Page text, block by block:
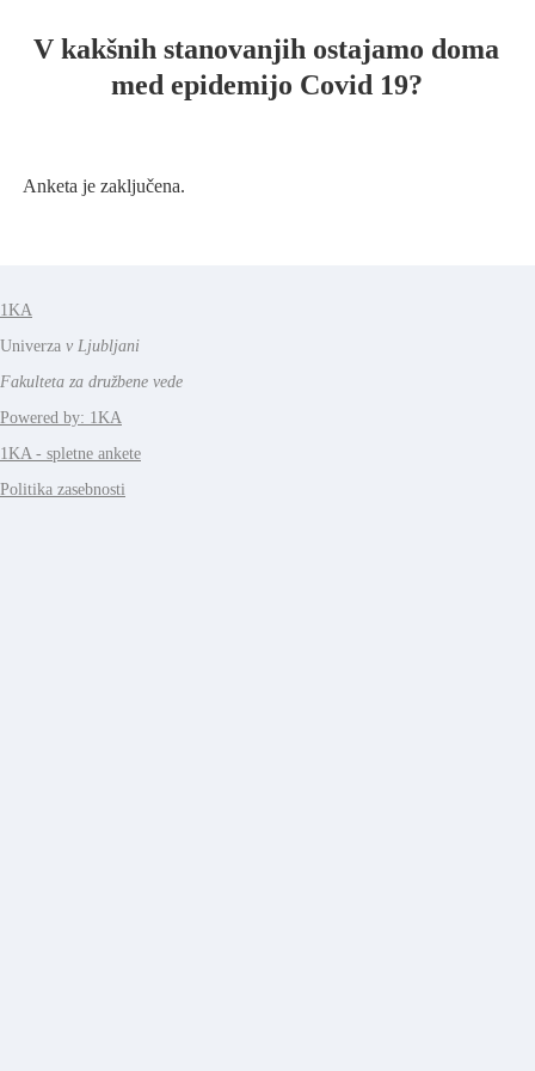
V kakšnih stanovanjih ostajamo doma
med epidemijo Covid 19?
Anketa je zaključena.
1KA
Univerza v Ljubljani
Fakulteta za družbene vede
Powered by: 1KA
1KA - spletne ankete
Politika zasebnosti